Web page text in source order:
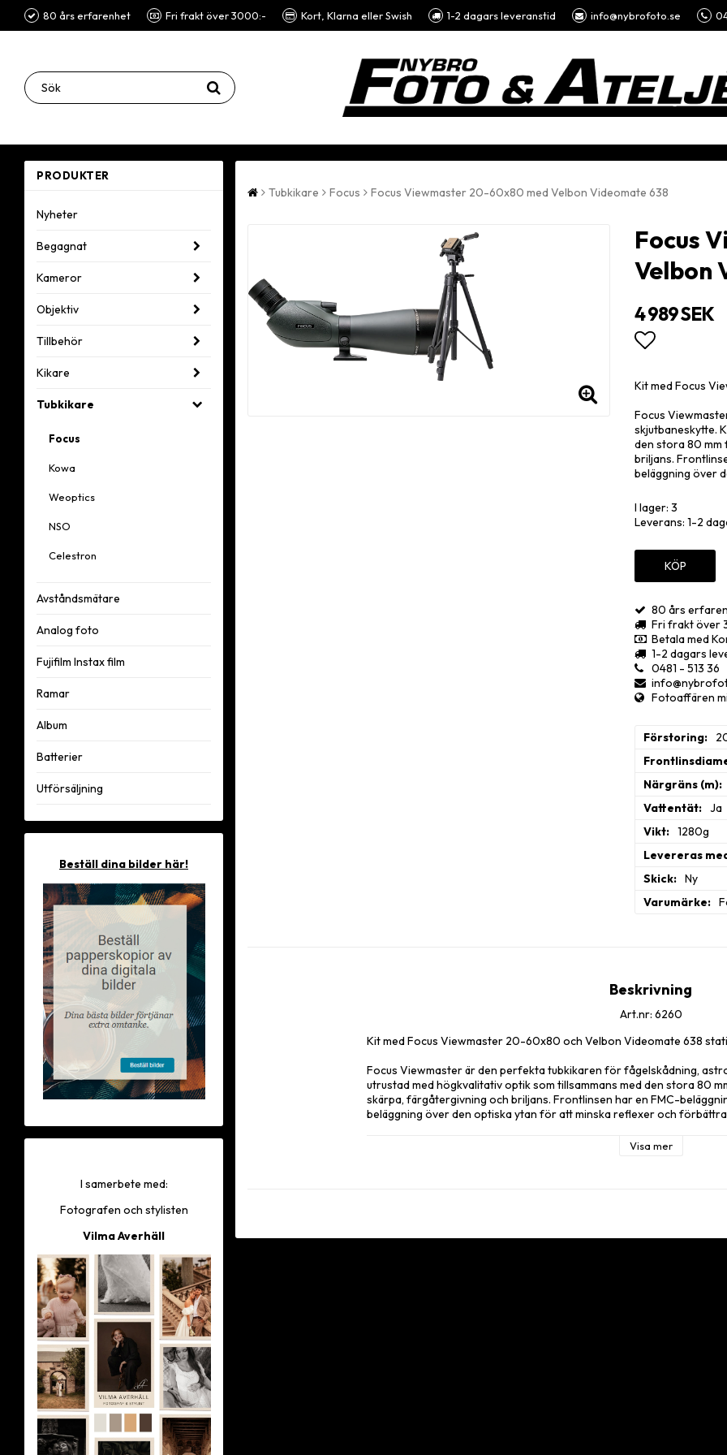
80 års erfarenhet Fri frakt över 3000:- Kort, Klarna eller Swish 1-2 dagars leveranstid info@nybrofoto.se
PRODUKTER
Nyheter
Begagnat
Kameror
Objektiv
Tillbehör
Kikare
Tubkikare
Focus
Kowa
Weoptics
NSO
Celestron
Avståndsmätare
Analog foto
Fujifilm Instax film
Ramar
Album
Batterier
Utförsäljning
Beställ dina bilder här!
I samerbete med:
Fotografen och stylisten
Vilma Averhäll
Tubkikare Focus Focus Viewmaster 20-60x80 med Velbon Videomate 638
Focus
Velbon
4 989 SEK
Kit med Focus
Focus
skjutbaneskytte.
den stora 80 mm
briljans.
beläggning över
Kikaren är fylld
ta med dig den i
så att du snabbt
FMC-beläggning
Vattentät
Lätt att ansluta till
Okularet är
ansluta din
brännvidd.
och transport.
Stativet
benspridare och
säkerställer
ett vattenpass
I lådan:
Focus okular 20-
Lock för frontlins
I lager: 3
Leverans:1-2
KÖP
80 års
Fri frakt över
Betala med
1-2 dagars
0481 - 513 36
Fotoaffären
Förstoring
Närgräns (m)
Vattentät
Ja
Vikt
1280g
Levereras
Skick
Ny
Varumärke
Beskrivning
Art.nr: 6260
Kit med Focus Viewmaster 20-60x80 och Velbon Videomate 638
Focus Viewmaster är den perfekta tubkikaren för fågelskådning,
utrustad med högkvalitativ optik som tillsammans med den stora 80
skärpa, färgåtergivning och briljans. Frontlinsen har en FMC-
beläggning över den optiska ytan för att minska reflexer och
Kikaren är fylld med kvävgas, vilket innebär att den är helt vattentät så
Visa mer